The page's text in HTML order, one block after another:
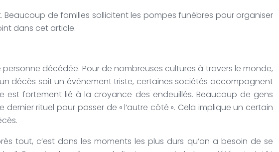
de familles sollicitent les pompes funèbres pour organiser
dans cet article.
décédée. Pour de nombreuses cultures à travers le monde,
décès soit un événement triste, certaines sociétés accompagnent
est fortement lié à la croyance des endeuillés. Beaucoup de gens
rituel pour passer de « l’autre côté ». Cela implique un certain
tout, c’est dans les moments les plus durs qu’on a besoin de se